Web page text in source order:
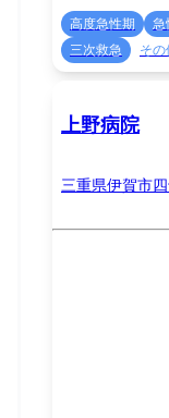
高度急性期 急
三次救急
そ
上野病院
三重県伊賀市